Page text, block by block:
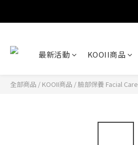
最新活動 KOOII商品
全部商品 / KOOII商品 /臉部保養 Facial Care